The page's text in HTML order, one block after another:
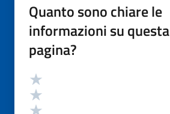
Quanto sono chiare le
informazioni su questa
pagina?
Valutazione